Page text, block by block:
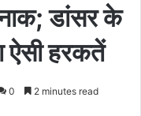
नाक; डांसर के
ऐसी हरकतें
0 2 minutes read